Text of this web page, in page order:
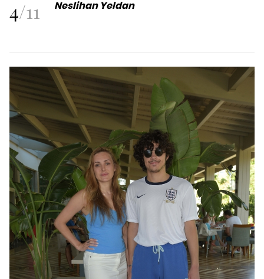
4/11 Neslihan Yeldan